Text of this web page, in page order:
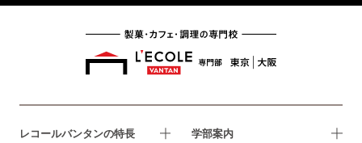
レコールバンタンの特長 学部案内